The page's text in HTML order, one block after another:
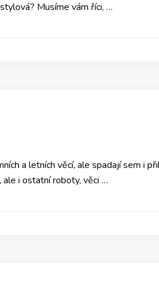
Musíme vám říci, …
a letních věcí, ale spadají sem i
ale i ostatní roboty, věci …